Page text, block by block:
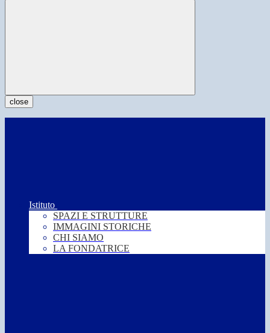
close
Istituto
SPAZI E STRUTTURE
IMMAGINI STORICHE
CHI SIAMO
LA FONDATRICE